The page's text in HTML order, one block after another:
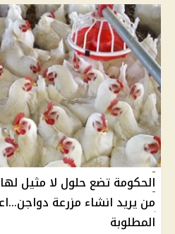
الحكومة تضع حلول لا مثيل
من يريد انشاء مزرعة
المطلوبة